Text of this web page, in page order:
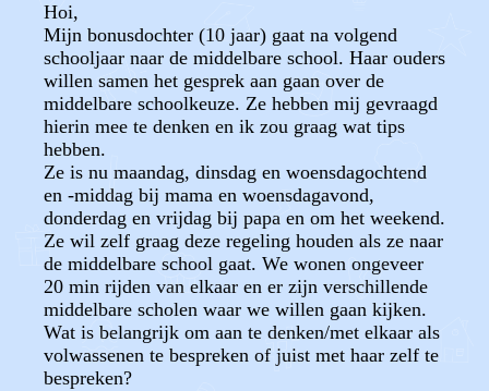
Hoi,
Mijn bonusdochter (10 jaar) gaat na volgend
schooljaar naar de middelbare school. Haar ouders
willen samen het gesprek aan gaan over de
middelbare schoolkeuze. Ze hebben mij gevraagd
hierin mee te denken en ik zou graag wat tips
hebben.
Ze is nu maandag, dinsdag en woensdagochtend
en -middag bij mama en woensdagavond,
donderdag en vrijdag bij papa en om het weekend.
Ze wil zelf graag deze regeling houden als ze naar
de middelbare school gaat. We wonen ongeveer
20 min rijden van elkaar en er zijn verschillende
middelbare scholen waar we willen gaan kijken.
Wat is belangrijk om aan te denken/met elkaar als
volwassenen te bespreken of juist met haar zelf te
bespreken?